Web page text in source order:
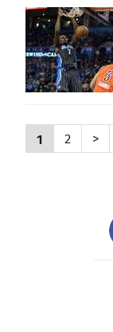
1 2 >